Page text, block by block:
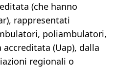
(che hanno
rappresentati
poliambulatori,
(Uap), dalla
regionali o